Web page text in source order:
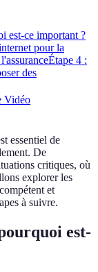
est-ce important ?
pour la
Étape 4 :
des
Vidéo
essentiel de
De
critiques, où
explorer les
et
à suivre.
est-